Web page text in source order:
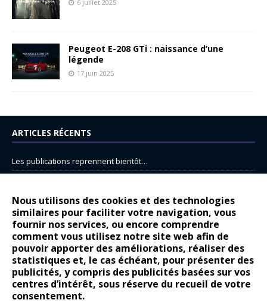
Nous utilisons des cookies et des technologies
similaires pour faciliter votre navigation, vous
fournir nos services, ou encore comprendre
comment vous utilisez notre site web afin de
pouvoir apporter des améliorations, réaliser des
statistiques et, le cas échéant, pour présenter des
publicités, y compris des publicités basées sur vos
centres d’intérêt, sous réserve du recueil de votre
consentement.
6 juillet 2025
Peugeot E-208 GTi : naissance d’une
légende
17 juin 2025
ARTICLES RÉCENTS
Les publications reprennent bientôt…
14 juillet : nouveau film de marque pour Citroën
Renault Espace : voyage, voyage…
Peugeot E-208 GTi : naissance d’une légende
COMMENTAIRES RÉCENTS
Bernard DardartdansDacia Sandero : pour les gens vrais